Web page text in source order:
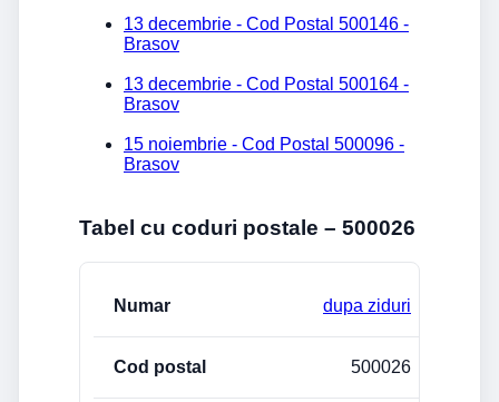
13 decembrie - Cod Postal 500146 -
Brasov
13 decembrie - Cod Postal 500164 -
Brasov
15 noiembrie - Cod Postal 500096 -
Brasov
Tabel cu coduri postale – 500026
dupa ziduri
500026